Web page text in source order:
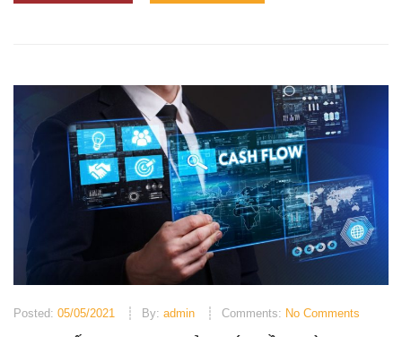
Posted: 05/05/2021 By: admin Comments: No Comments